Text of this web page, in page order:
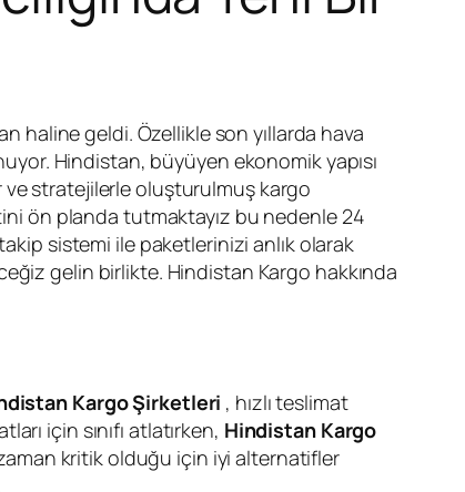
haline geldi. Özellikle son yıllarda hava
Hindistan, büyüyen ekonomik yapısı
ve stratejilerle oluşturulmuş kargo
ön planda tutmaktayız bu nedenle 24
sistemi ile paketlerinizi anlık olarak
gelin birlikte. Hindistan Kargo hakkında
Kargo Şirketleri , hızlı teslimat
için sınıfı atlatırken, Hindistan Kargo
kritik olduğu için iyi alternatifler